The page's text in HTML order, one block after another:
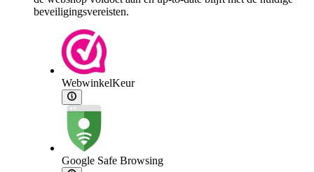
beveiligingsvereisten.
WebwinkelKeur
Google Safe Browsing